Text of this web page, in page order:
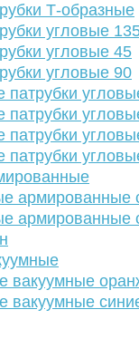
Т-образные
угловые
угловые 45
угловые 90
патрубки
патрубки
патрубки
патрубки
армированные
армированные
вакуумные
вакуумные